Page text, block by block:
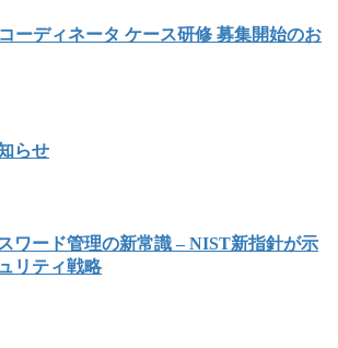
ーディネータ ケース研修 募集開始のお
らせ
ワード管理の新常識 – NIST新指針が示
リティ戦略